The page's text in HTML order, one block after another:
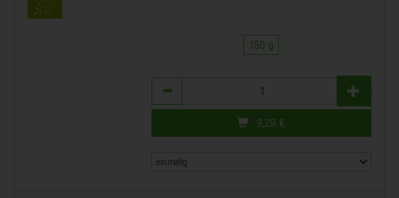
150 g
Anzahl
3,29 €